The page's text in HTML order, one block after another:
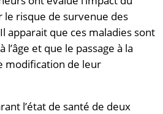
risque de survenue des
apparait que ces maladies sont
et que le passage à la
modification de leur
l’état de santé de deux